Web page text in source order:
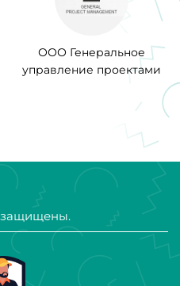
ООО Генеральное
управление проектами
защищены.